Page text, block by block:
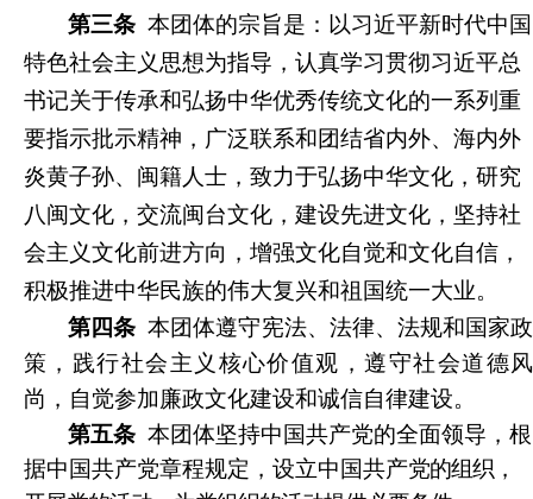
第三条 本团体的宗旨是：以习近平新时代中国
特色社会主义思想为指导，认真学习贯彻习近平总
书记关于传承和弘扬中华优秀传统文化的一系列重
要指示批示精神，广泛联系和团结省内外、海内外
炎黄子孙、闽籍人士，致力于弘扬中华文化，研究
八闽文化，交流闽台文化，建设先进文化，坚持社
会主义文化前进方向，增强文化自觉和文化自信，
积极推进中华民族的伟大复兴和祖国统一大业。
第四条 本团体遵守宪法、法律、法规和国家政
策，践行社会主义核心价值观，遵守社会道德风
尚，自觉参加廉政文化建设和诚信自律建设。
第五条 本团体坚持中国共产党的全面领导，根
据中国共产党章程规定，设立中国共产党的组织，